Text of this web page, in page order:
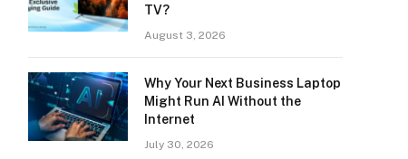
TV?
August 3, 2026
Why Your Next Business Laptop
Might Run AI Without the
Internet
July 30, 2026